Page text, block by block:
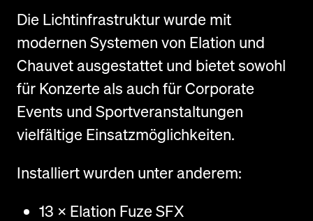
Die Lichtinfrastruktur wurde mit
modernen Systemen von Elation und
Chauvet ausgestattet und bietet sowohl
für Konzerte als auch für Corporate
Events und Sportveranstaltungen
vielfältige Einsatzmöglichkeiten.
Installiert wurden unter anderem:
13 × Elation Fuze SFX